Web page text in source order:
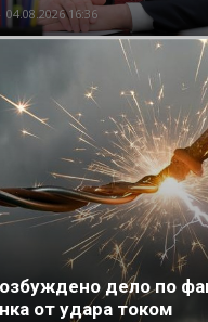
04.08.2026 16:36
дело по
от удара током